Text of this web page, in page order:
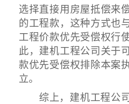
选择直接用房屋抵偿来
的工程款，这种方式也
工程价款优先受偿权行
此，建机工程公司关于
款优先受偿权排除本案
立。
综上，建机工程公司